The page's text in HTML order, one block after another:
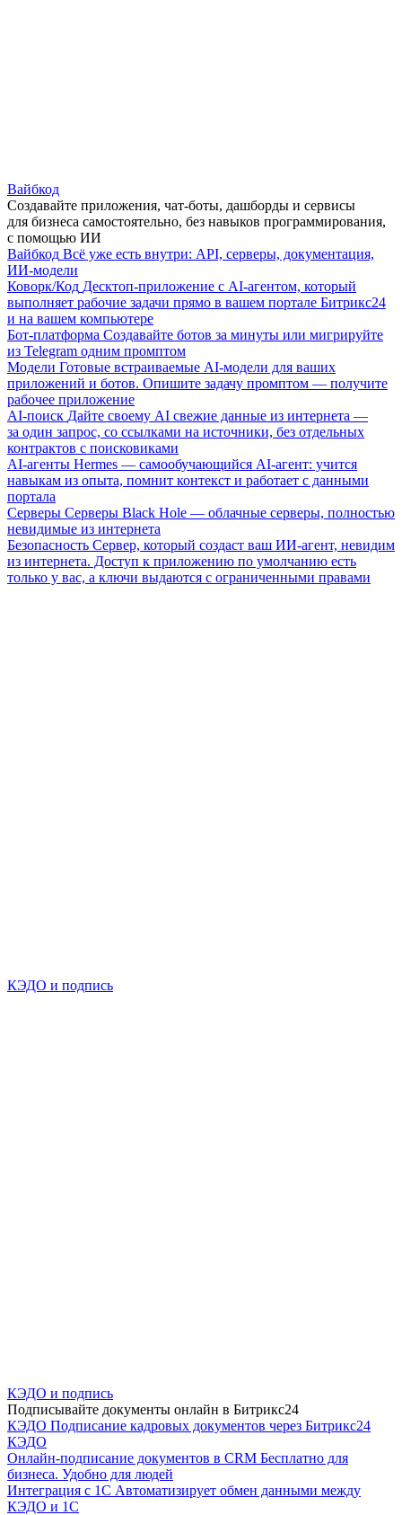
Вайбкод
Создавайте приложения, чат-боты, дашборды и сервисы
для бизнеса самостоятельно, без навыков программирования,
с помощью ИИ
Вайбкод Всё уже есть внутри: API, серверы, документация,
ИИ-модели
Коворк/Код Десктоп-приложение с AI-агентом, который
выполняет рабочие задачи прямо в вашем портале Битрикс24
и на вашем компьютере
Бот-платформа Создавайте ботов за минуты или мигрируйте
из Telegram одним промптом
Модели Готовые встраиваемые AI-модели для ваших
приложений и ботов. Опишите задачу промптом — получите
рабочее приложение
AI-поиск Дайте своему AI свежие данные из интернета —
за один запрос, со ссылками на источники, без отдельных
контрактов с поисковиками
AI-агенты Hermes — самообучающийся AI-агент: учится
навыкам из опыта, помнит контекст и работает с данными
портала
Серверы Серверы Black Hole — облачные серверы, полностью
невидимые из интернета
Безопасность Сервер, который создаст ваш ИИ-агент, невидим
из интернета. Доступ к приложению по умолчанию есть
только у вас, а ключи выдаются с ограниченными правами
КЭДО и подпись
КЭДО и подпись
Подписывайте документы онлайн в Битрикс24
КЭДО Подписание кадровых документов через Битрикс24
КЭДО
Онлайн-подписание документов в CRM Бесплатно для
бизнеса. Удобно для людей
Интеграция с 1С Автоматизирует обмен данными между
КЭДО и 1С